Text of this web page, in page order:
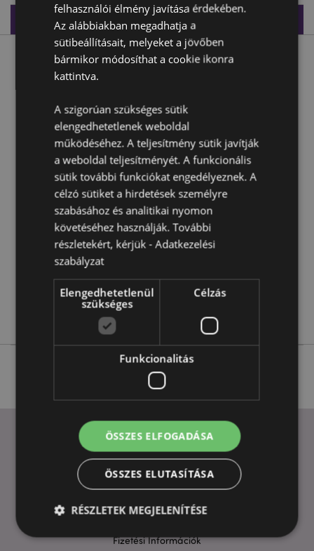
Termékleírás
Termékleírás
Anyaga:
Termékjellemzők
További
Információ
Magasság 13.5cm Szélesség 13.5cm Vastagság
5055071505621
0.672000
Nem
Nem
HASZNOS LINKEK
GYIK
Szállítási költségek
Fizetési Információk
felhasználói élmény javítása érdekében.
Az alábbiakban megadhatja a
sütibeállításait, melyeket a jövőben
bármikor módosíthat a cookie ikonra
kattintva.
A szigorúan szükséges sütik
elengedhetetlenek weboldal
működéséhez. A teljesítmény sütik javítják
a weboldal teljesítményét. A funkcionális
sütik további funkciókat engedélyeznek. A
célzó sütiket a hirdetések személyre
szabásához és analitikai nyomon
követéséhez használják. További
részletekért, kérjük -Adatkezelési
szabályzat
Elengedhetetlenül
szükséges
Célzás
Funkcionalitás
ÖSSZES ELFOGADÁSA
ÖSSZES ELUTASÍTÁSA
RÉSZLETEK MEGJELENÍTÉSE